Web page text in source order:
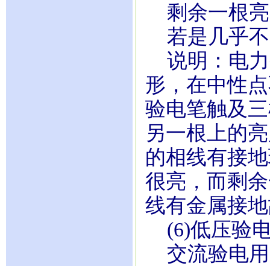
剩余一根亮
若是几乎不
说明：电力
形，在中性
验电笔触及
另一根上的
的相线有接
很亮，而剩
线有金属接
(6)低压验
交流验电用